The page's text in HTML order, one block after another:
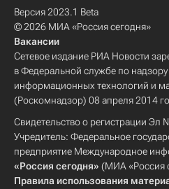
Версия 2023.1 Beta
© 2026 МИА «Россия сегодня»
Вакансии
Сетевое издание РИА Новости
в Федеральной службе по надзору
информационных технологий и
(Роскомнадзор) 08 апреля 2014
Свидетельство о регистрации
Учредитель: Федеральное
предприятие Международное
«Россия сегодня» (МИА «Россия
Правила использования